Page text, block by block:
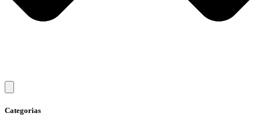
Categorias